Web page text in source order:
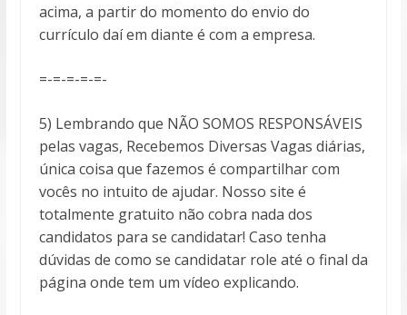
acima, a partir do momento do envio do
currículo daí em diante é com a empresa.
=-=-=-=-=-
5) Lembrando que NÃO SOMOS RESPONSÁVEIS
pelas vagas, Recebemos Diversas Vagas diárias,
única coisa que fazemos é compartilhar com
vocês no intuito de ajudar. Nosso site é
totalmente gratuito não cobra nada dos
candidatos para se candidatar! Caso tenha
dúvidas de como se candidatar role até o final da
página onde tem um vídeo explicando.